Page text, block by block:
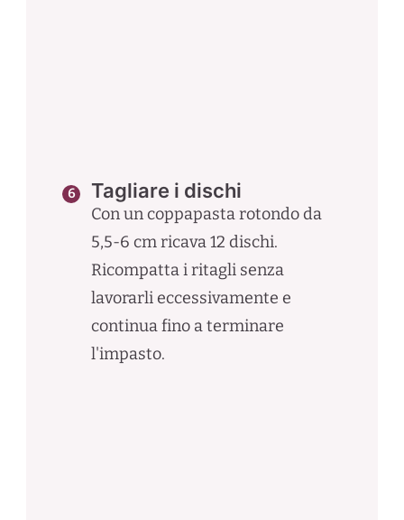
Tagliare i dischi
Con un coppapasta rotondo da
5,5-6 cm ricava 12 dischi.
Ricompatta i ritagli senza
lavorarli eccessivamente e
continua fino a terminare
l'impasto.